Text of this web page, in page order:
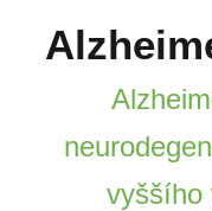
vyššího